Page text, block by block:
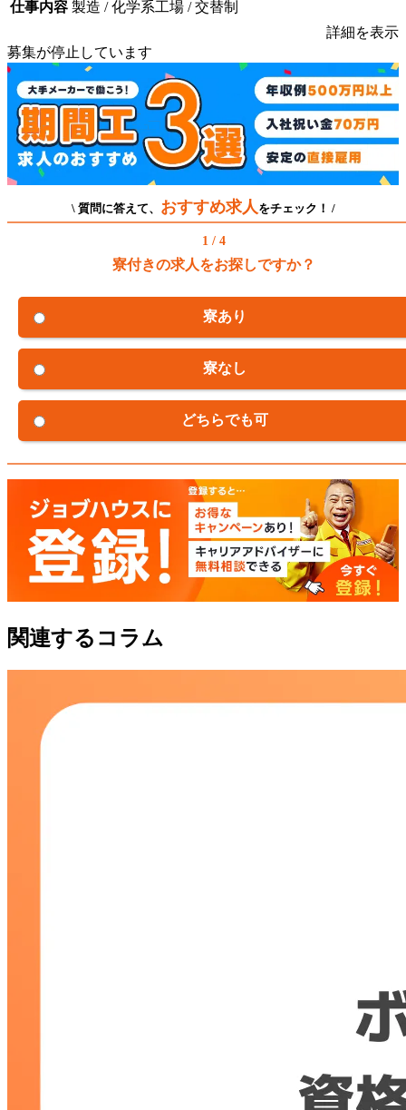
仕事内容 製造 / 化学系工場 / 交替制
詳細を表示
募集が停止しています
\ 質問に答えて、 おすすめ求人 をチェック！ /
1 / 4
寮付きの求人をお探しですか？
寮あり
寮なし
どちらでも可
関連するコラム